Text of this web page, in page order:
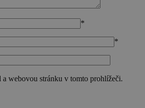
*
*
webovou stránku v tomto prohlížeči.
Nezbytně nutné
Název
__cf_bm